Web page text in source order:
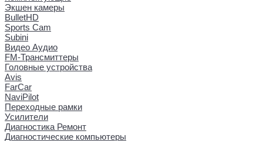
Экшен камеры
BulletHD
Sports Cam
Subini
Видео Аудио
FM-Трансмиттеры
Головные устройства
Avis
FarCar
NaviPilot
Переходные рамки
Усилители
Диагностика Ремонт
Диагностические компьютеры